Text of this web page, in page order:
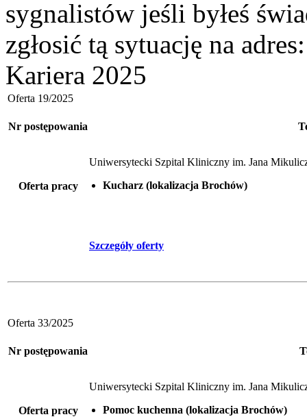
sygnalistów jeśli byłeś
zgłosić tą sytuację na
Kariera 2025
Oferta 19/2025
Nr postępowania
Oferta pracy
Uniwersytecki Szpital Kliniczny im. Jana
Kucharz (lokalizacja Brochów)
Szczegóły oferty
Oferta 33/2025
Nr postępowania
Oferta pracy
Uniwersytecki Szpital Kliniczny im. Jana
Pomoc kuchenna (lokalizacja Brochów)